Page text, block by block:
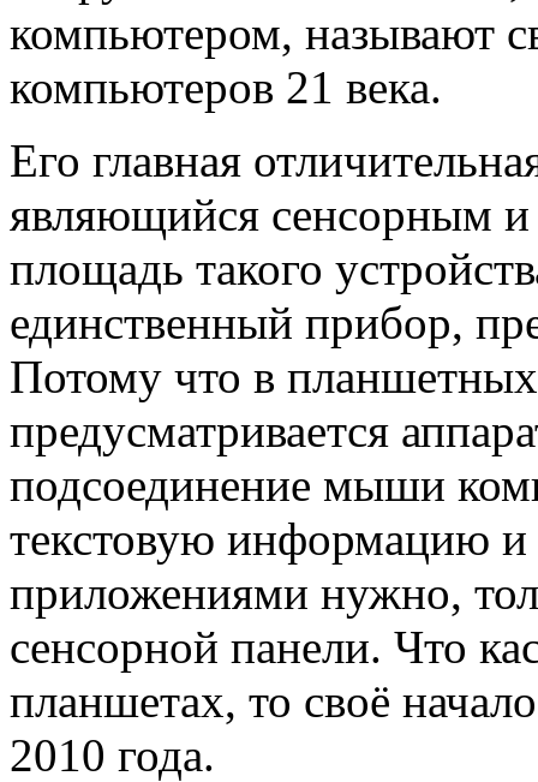
компьютером, называют
компьютеров 21 века.
Его главная
являющийся сенсорным
площадь такого
единственный прибор,
Потому что в планшетных
предусматривается
подсоединение мыши
текстовую информацию и
приложениями нужно,
сенсорной панели. Что
планшетах, то своё
2010 года.